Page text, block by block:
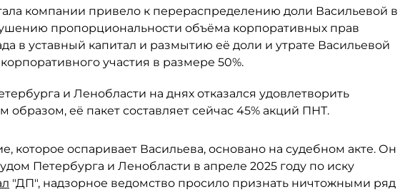
компании привело к перераспределению доли Васильевой в
пропорциональности объёма корпоративных прав
в уставный капитал и размытию её доли и утрате Васильевой
участия в размере 50%.
и Ленобласти на днях отказался удовлетворить
образом, её пакет составляет сейчас 45% акций ПНТ.
которое оспаривает Васильева, основано на судебном акте. Он
Петербурга и Ленобласти в апреле 2025 году по иску
"ДП", надзорное ведомство просило признать ничтожными ряд